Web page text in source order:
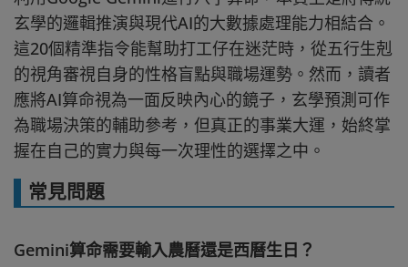
玄學的邏輯推演與現代AI的大數據處理能力相結合。
這20個精準指令能幫助打工仔在迷茫時，從五行生剋
的視角審視自身的性格盲點與職場運勢。然而，讀者
應將AI算命視為一面反映內心的鏡子，玄學預測可作
為職場決策的輔助參考，但真正的事業大運，始終掌
握在自己的實力與每一次理性的選擇之中。
常見問題
Gemini算命需要輸入農曆還是西曆生日？